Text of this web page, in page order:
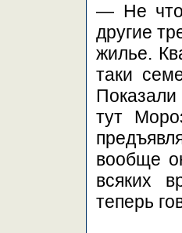
— Не
другие
жилье.
таки
тут
вообще
всяких
теперь